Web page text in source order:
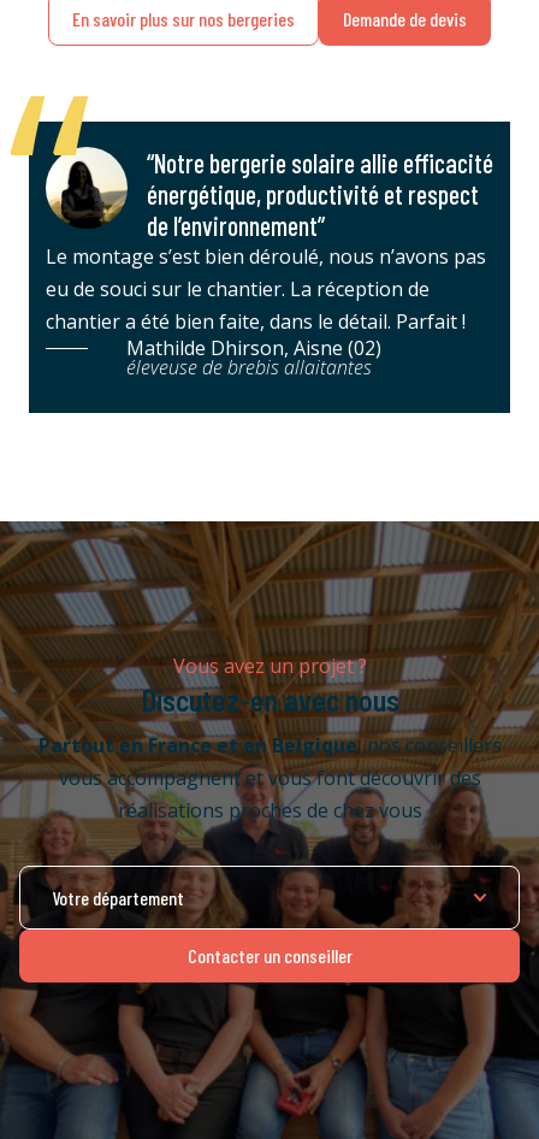
En savoir plus sur nos bergeries Demande de devis
“Notre bergerie solaire allie efficacité
énergétique, productivité et respect
de l’environnement”
Le montage s’est bien déroulé, nous n’avons pas
eu de souci sur le chantier. La réception de
chantier a été bien faite, dans le détail. Parfait !
Mathilde Dhirson, Aisne (02)
éleveuse de brebis allaitantes
Vous avez un projet ?
Discutez-en avec nous
Partout en Franceet en Belgique, nos conseillers
vous accompagnent et vous font découvrir des
réalisations proches de chez vous
Contacter un conseiller